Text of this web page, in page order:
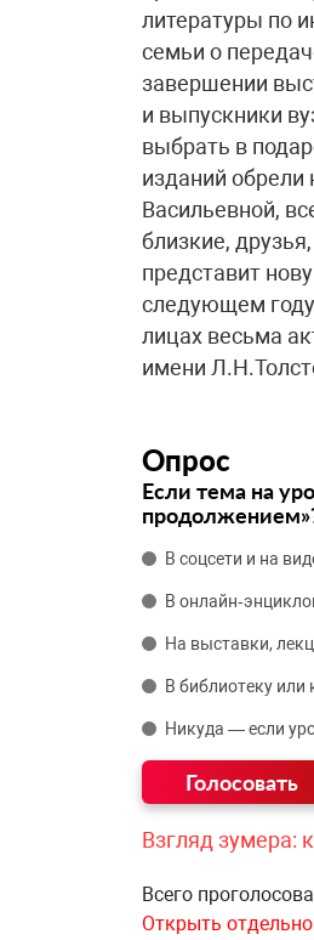
литературы по
семьи о
завершении
и выпускники
выбрать в
изданий
Васильевной,
близкие,
представит
следующем году
лицах весьма
имени
Опрос
Если тема на
В соцсети и на
В
На выставки,
В библиотеку
Никуда — если
Взгляд зумера:
Всего
Открыть отдельно